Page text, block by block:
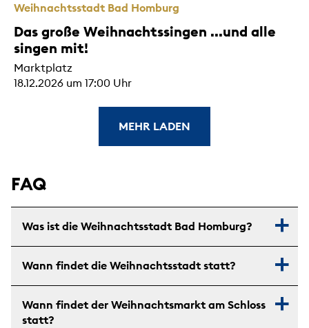
Weihnachtsstadt Bad Homburg
Das große Weihnachtssingen ...und alle
singen mit!
Marktplatz
18.12.2026 um 17:00 Uhr
MEHR LADEN
FAQ
Was ist die Weihnachtsstadt Bad Homburg?
Wann findet die Weihnachtsstadt statt?
Wann findet der Weihnachtsmarkt am Schloss
statt?